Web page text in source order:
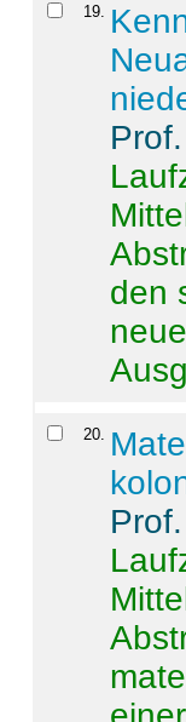
19
den
20